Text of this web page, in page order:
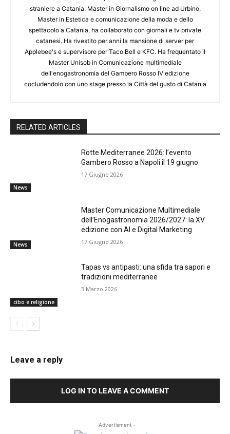
straniere a Catania. Master in Giornalismo on line ad Urbino,
Master in Estetica e comunicazione della moda e dello
spettacolo a Catania, ha collaborato con giornali e tv private
catanesi. Ha rivestito per anni la mansione di server per
Applebee's e supervisore per Taco Bell e KFC. Ha frequentato il
Master Unisob in Comunicazione multimediale
dell'enogastronomia del Gambero Rosso IV edizione
cocludendolo con uno stage presso la Città del gusto di Catania
RELATED ARTICLES
News
Rotte Mediterranee 2026: l’evento
Gambero Rosso a Napoli il 19 giugno
17 Giugno 2026
News
Master Comunicazione Multimediale
dell’Enogastronomia 2026/2027: la XV
edizione con AI e Digital Marketing
17 Giugno 2026
cibo e religione
Tapas vs antipasti: una sfida tra sapori e
tradizioni mediterranee
3 Marzo 2026
Leave a reply
LOG IN TO LEAVE A COMMENT
- Advertisment -